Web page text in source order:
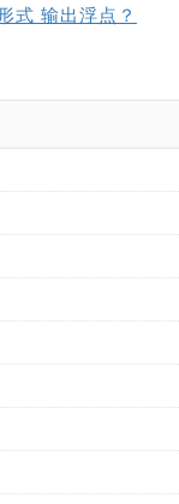
式 输出浮点？